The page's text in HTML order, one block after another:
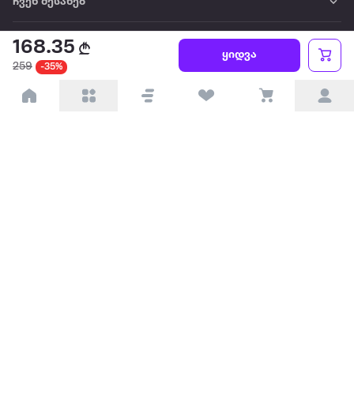
168.35
259 -35%
ყიდვა
წესები და პირობები